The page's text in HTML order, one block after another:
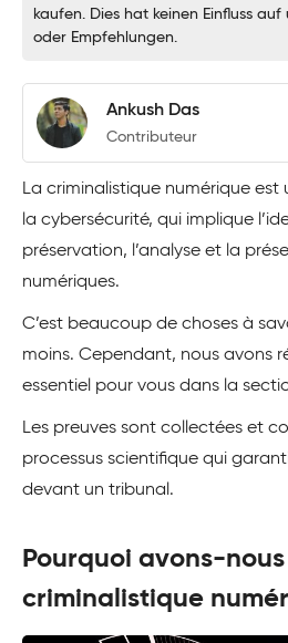
kaufen. Dies hat keinen Einfluss auf
oder Empfehlungen.
Ankush Das
Contributeur
La criminalistique numérique est
la cybersécurité, qui implique
préservation, l’analyse et la
numériques.
C’est beaucoup de choses à
moins. Cependant, nous avons
essentiel pour vous dans la
Les preuves sont collectées et
processus scientifique qui
devant un tribunal.
Pourquoi avons-
criminalistique